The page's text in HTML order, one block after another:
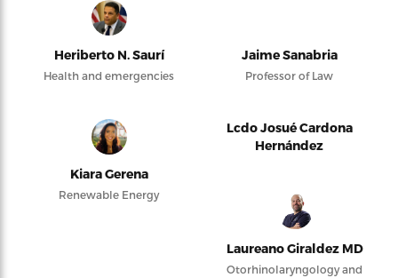
Heriberto N. Saurí
Health and emergencies
Jaime Sanabria
Professor of Law
Kiara Gerena
Renewable Energy
Lcdo Josué Cardona
Hernández
Laureano Giraldez MD
Otorhinolaryngology and